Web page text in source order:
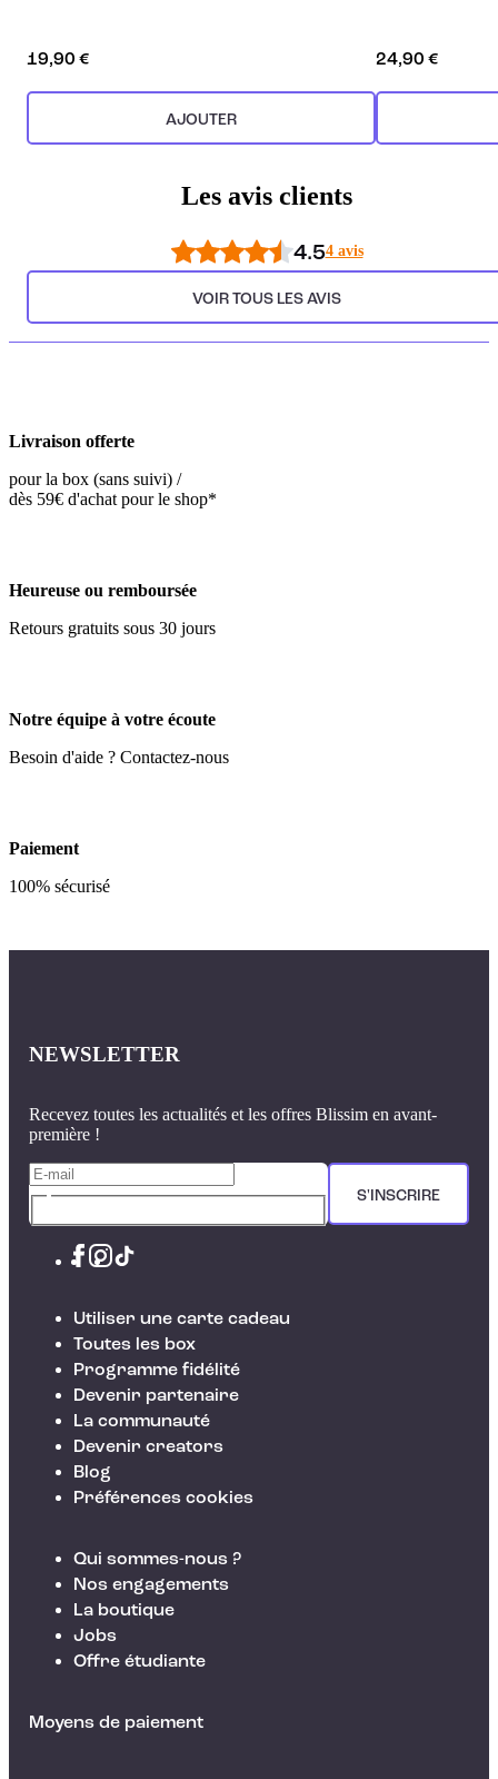
19,90 €
AJOUTER
24,90 €
Les avis clients
4.54 avis
VOIR TOUS LES AVIS
Livraison offerte
pour la box (sans suivi) /
dès 59€ d'achat pour le shop*
Heureuse ou remboursée
Retours gratuits sous 30 jours
Notre équipe à votre écoute
Besoin d'aide ? Contactez-nous
Paiement
100% sécurisé
NEWSLETTER
Recevez toutes les actualités et les offres Blissim en avant-
première !
S'INSCRIRE
Utiliser une carte cadeau
Toutes les box
Programme fidélité
Devenir partenaire
La communauté
Devenir creators
Blog
Préférences cookies
Qui sommes-nous ?
Nos engagements
La boutique
Jobs
Offre étudiante
Moyens de paiement